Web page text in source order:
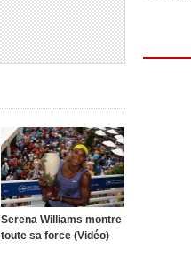
Serena Williams montre
toute sa force (Vidéo)